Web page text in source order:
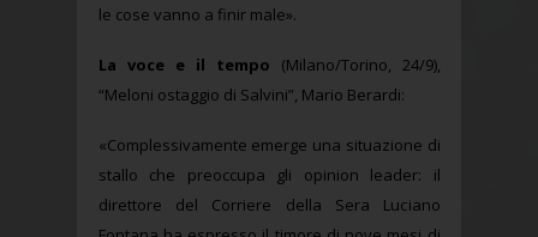
le cose vanno a finir male».
La voce e il tempo (Milano/Torino, 24/9),
“Meloni ostaggio di Salvini”, Mario Berardi:
«Complessivamente emerge una situazione di
stallo che preoccupa gli opinion leader: il
direttore del Corriere della Sera Luciano